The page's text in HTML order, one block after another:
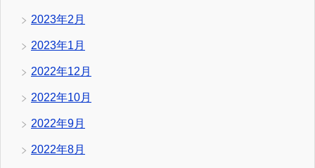
2023年2月
2023年1月
2022年12月
2022年10月
2022年9月
2022年8月